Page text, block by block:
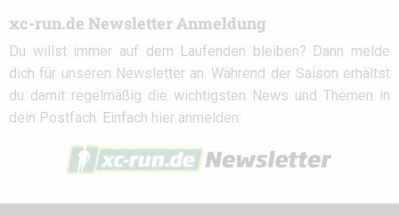
xc-run.de Newsletter Anmeldung
Du willst immer auf dem Laufenden bleiben? Dann melde
dich für unseren Newsletter an. Während der Saison erhältst
du damit regelmäßig die wichtigsten News und Themen in
dein Postfach. Einfach hier anmelden: